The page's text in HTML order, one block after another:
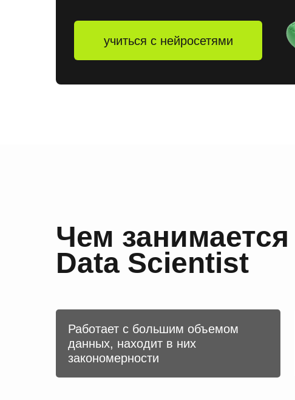
учиться с нейросетями
Чем занимается
Data Scientist
Работает с большим объемом
данных, находит в них
закономерности